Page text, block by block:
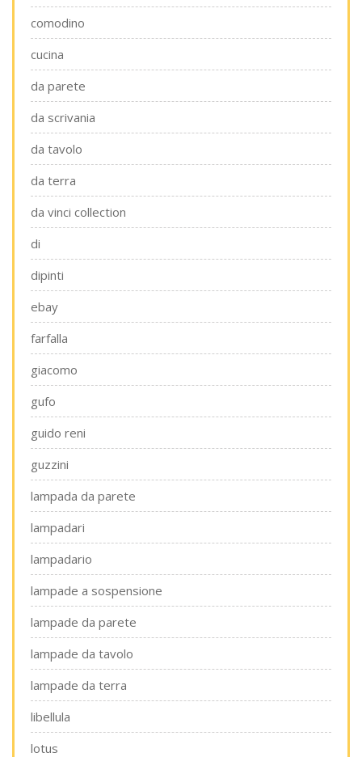
comodino
cucina
da parete
da scrivania
da tavolo
da terra
da vinci collection
di
dipinti
ebay
farfalla
giacomo
gufo
guido reni
guzzini
lampada da parete
lampadari
lampadario
lampade a sospensione
lampade da parete
lampade da tavolo
lampade da terra
libellula
lotus